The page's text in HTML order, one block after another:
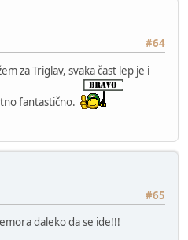
#64
za Triglav, svaka čast lep je i
fantastično.
#65
daleko da se ide!!!